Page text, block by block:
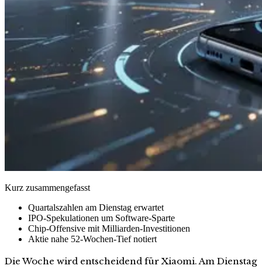
Kurz zusammengefasst
Quartalszahlen am Dienstag erwartet
IPO-Spekulationen um Software-Sparte
Chip-Offensive mit Milliarden-Investitionen
Aktie nahe 52-Wochen-Tief notiert
Die Woche wird entscheidend für Xiaomi. Am Dienstag